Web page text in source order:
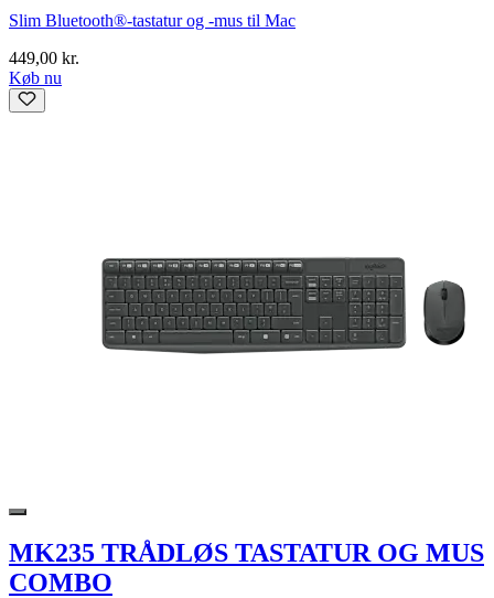
Slim Bluetooth®-tastatur og -mus til Mac
449,00 kr.
Køb nu
MK235 TRÅDLØS TASTATUR OG MUS
COMBO